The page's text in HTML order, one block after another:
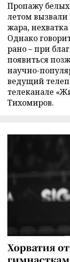
Пропажу белых
летом
жара,
Однако
рано – при
появиться
научно-
ведущий
телеканале
Тихомиров.
Хорватия